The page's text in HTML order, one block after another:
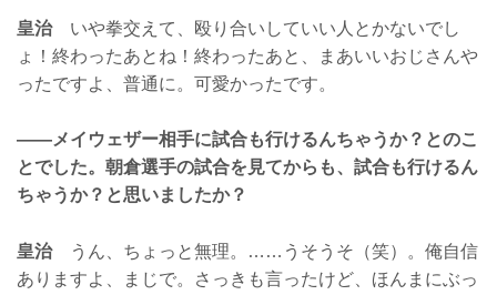
皇治いや拳交えて、殴り合いしていい人とかないでし
ょ！終わったあとね！終わったあと、まあいいおじさんや
ったですよ、普通に。可愛かったです。
——メイウェザー相手に試合も行けるんちゃうか？とのこ
とでした。朝倉選手の試合を見てからも、試合も行けるん
ちゃうか？と思いましたか？
皇治うん、ちょっと無理。……うそうそ（笑）。俺自信
ありますよ、まじで。さっきも言ったけど、ほんまにぶっ